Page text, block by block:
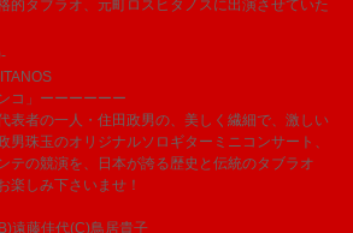
的タブラオ、元町ロスヒタノスに出演させていた
コ」ーーーーーー
表者の一人・住田政男の、美しく繊細で、激しい
男珠玉のオリジナルソロギターミニコンサート、
テの競演を、日本が誇る歴史と伝統のタブラオ
楽しみ下さいませ！
遠藤佳代(C)鳥居貴子